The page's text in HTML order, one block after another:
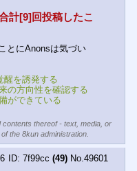
計[9]回投稿したこ
とにAnonsは気づい
醒を誘発する
の方向性を確認する
ができている
thereof - text, media, or
the 8kun administration.
7f99cc (49) No. 49601